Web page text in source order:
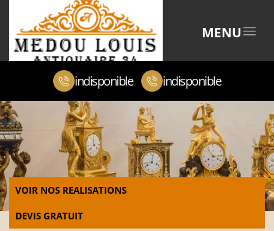
MENU
indisponible indisponible
VOIR NOS REALISATIONS
DEVIS GRATUIT